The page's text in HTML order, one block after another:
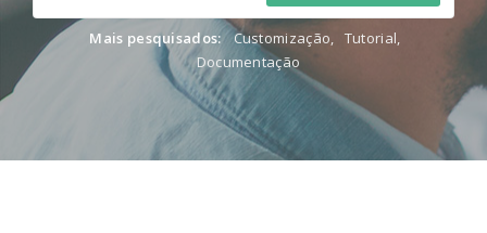
Mais pesquisados: Customização, Tutorial,
Documentação